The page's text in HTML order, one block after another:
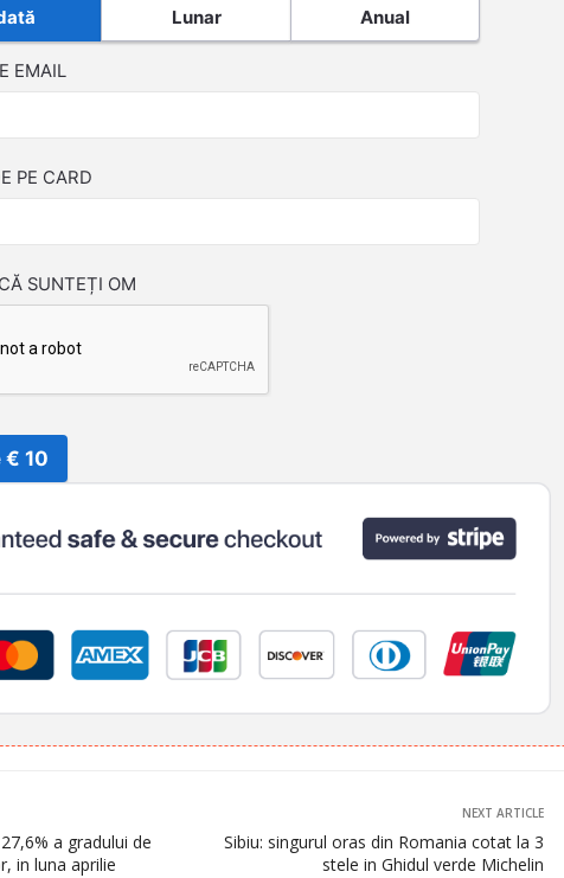
Lunar Anual
EMAIL
PE CARD
SUNTEȚI OM
€ 10
a gradului de
in luna aprilie
NEXT ARTICLE
Sibiu: singurul oras din Romania cotat la 3
stele in Ghidul verde Michelin